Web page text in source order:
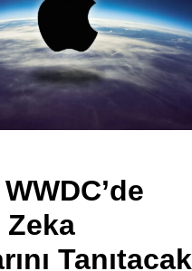
Zeka
Tanıtacak